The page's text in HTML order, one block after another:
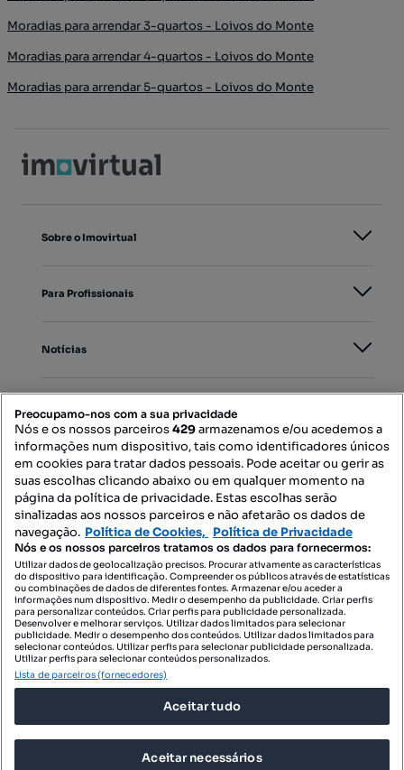
Moradias para arrendar 3-quartos - Loivos do Monte
Moradias para arrendar 4-quartos - Loivos do Monte
Moradias para arrendar 5-quartos - Loivos do Monte
Sobre o Imovirtual
Para Profissionais
Notícias
Mapa do Site
Contacte-nos
SIGA-NOS:
DESCARREGAR NA:
© 2026 Imovirtual.com, OLX Portugal, S.A.
Preocupamo-nos com a sua privacidade
Nós e os nossos parceiros429armazenamos e/ou acedemos a
informações num dispositivo, tais como identificadores únicos
em cookies para tratar dados pessoais. Pode aceitar ou gerir as
suas escolhas clicando abaixo ou em qualquer momento na
página da política de privacidade. Estas escolhas serão
sinalizadas aos nossos parceiros e não afetarão os dados de
navegação. Política de Cookies, Política de Privacidade
Nós e os nossos parceiros tratamos os dados para fornecermos:
Utilizar dados de geolocalização precisos. Procurar ativamente as características
do dispositivo para identificação. Compreender os públicos através de estatísticas
ou combinações de dados de diferentes fontes. Armazenar e/ou aceder a
informações num dispositivo. Medir o desempenho da publicidade. Criar perfis
para personalizar conteúdos. Criar perfis para publicidade personalizada.
Desenvolver e melhorar serviços. Utilizar dados limitados para selecionar
publicidade. Medir o desempenho dos conteúdos. Utilizar dados limitados para
selecionar conteúdos. Utilizar perfis para selecionar publicidade personalizada.
Utilizar perfis para selecionar conteúdos personalizados.
Lista de parceiros (fornecedores)
Aceitar tudo
Aceitar necessários